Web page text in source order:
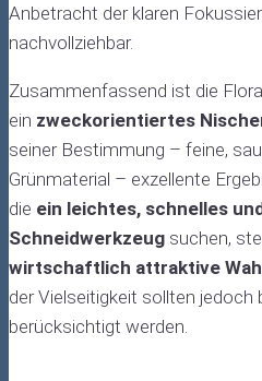
Anbetracht der klaren
nachvollziehbar.
Zusammenfassend ist die
ein zweckorientiertes
seiner Bestimmung – feine,
Grünmaterial – exzellente
die ein leichtes, schnelles
Schneidwerkzeug suchen,
wirtschaftlich attraktive
der Vielseitigkeit sollten jedoch
berücksichtigt werden.